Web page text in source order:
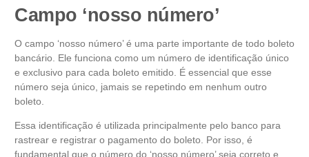
Campo ‘nosso número’
O campo ‘nosso número’ é uma parte importante de todo boleto
bancário. Ele funciona como um número de identificação único
e exclusivo para cada boleto emitido. É essencial que esse
número seja único, jamais se repetindo em nenhum outro
boleto.
Essa identificação é utilizada principalmente pelo banco para
rastrear e registrar o pagamento do boleto. Por isso, é
fundamental que o número do ‘nosso número’ seja correto e